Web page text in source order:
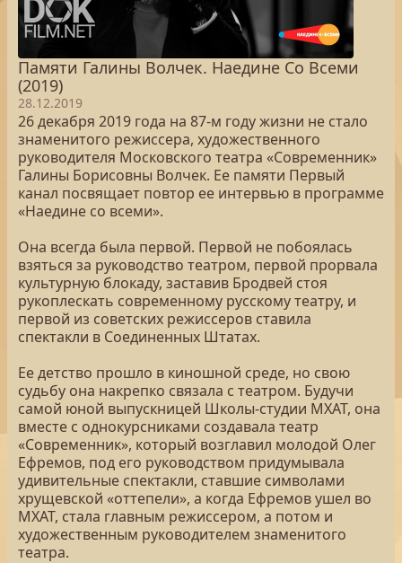
Памяти Галины Волчек. Наедине Со Всеми
(2019)
28.12.2019
26 декабря 2019 года на 87-м году жизни не стало
знаменитого режиссера, художественного
руководителя Московского театра «Современник»
Галины Борисовны Волчек. Ее памяти Первый
канал посвящает повтор ее интервью в программе
«Наедине со всеми».
Она всегда была первой. Первой не побоялась
взяться за руководство театром, первой прорвала
культурную блокаду, заставив Бродвей стоя
рукоплескать современному русскому театру, и
первой из советских режиссеров ставила
спектакли в Соединенных Штатах.
Ее детство прошло в киношной среде, но свою
судьбу она накрепко связала с театром. Будучи
самой юной выпускницей Школы-студии МХАТ, она
вместе с однокурсниками создавала театр
«Современник», который возглавил молодой Олег
Ефремов, под его руководством придумывала
удивительные спектакли, ставшие символами
хрущевской «оттепели», а когда Ефремов ушел во
МХАТ, стала главным режиссером, а потом и
художественным руководителем знаменитого
театра.